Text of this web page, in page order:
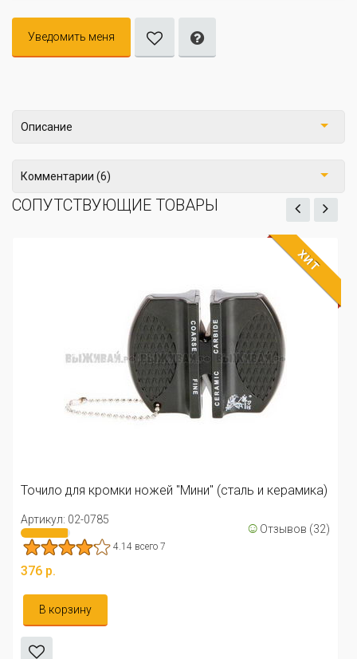
Уведомить меня
Описание
Комментарии (6)
СОПУТСТВУЮЩИЕ ТОВАРЫ
ХИТ
Точило для кромки ножей "Мини" (сталь и керамика)
Артикул: 02-0785 ☺ Отзывов (32)
4.14 всего 7
376 р.
В корзину